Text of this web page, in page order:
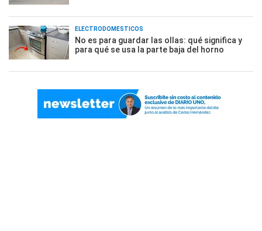
ELECTRODOMÉSTICOS
No es para guardar las ollas: qué significa y
para qué se usa la parte baja del horno